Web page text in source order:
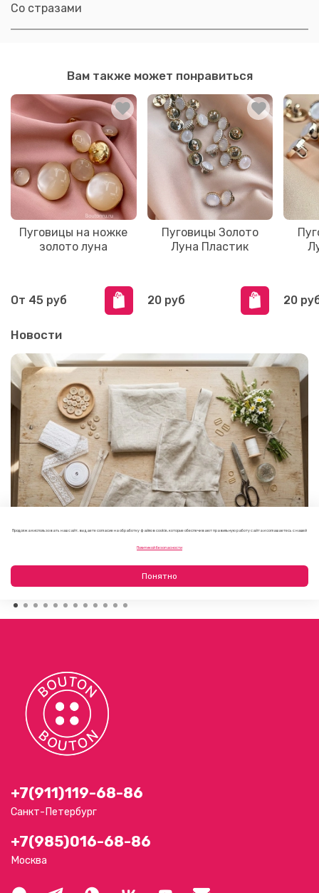
Со стразами
Вам также может понравиться
Пуговицы на ножке
золото луна
От 45 руб
Пуговицы Золото
Луна Пластик
20 руб 20
Новости
+7(911)119-68-86
Санкт-Петербург
+7(985)016-68-86
Москва
Продолжая использовать наш сайт, вы даете согласие на обработку файлов cookie, которые обеспечивают правильную работу сайта и соглашаетесь с нашей
Политикой безопасности
Понятно